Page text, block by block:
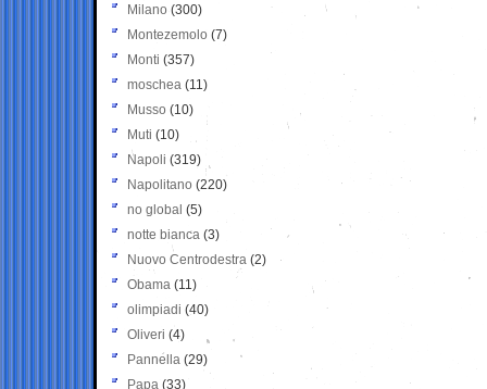
Milano (300)
Montezemolo (7)
Monti (357)
moschea (11)
Musso (10)
Muti (10)
Napoli (319)
Napolitano (220)
no global (5)
notte bianca (3)
Nuovo Centrodestra (2)
Obama (11)
olimpiadi (40)
Oliveri (4)
Pannella (29)
Papa (33)